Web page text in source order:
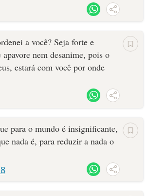
a você? Seja forte e
nem desanime, pois o
estará com você por onde
para o mundo é insignificante,
nada é, para reduzir a nada o